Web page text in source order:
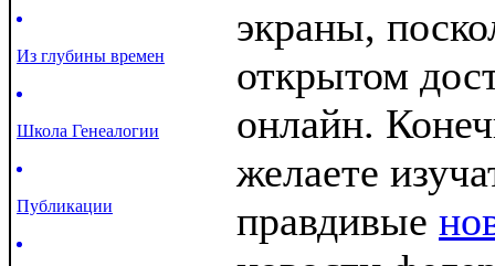
Из глубины времен
Школа Генеалогии
Публикации
экраны,
открытом
онлайн.
желаете
правдивые